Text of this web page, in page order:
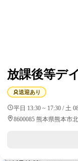
放課後等デ
送迎あり
平日 13:30 ~ 17:30 / 土
8600085 熊本県熊本市